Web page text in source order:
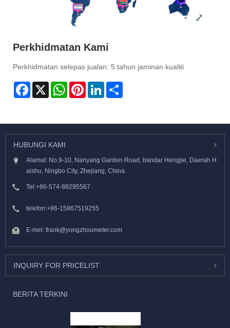
Perkhidmatan Kami
Perkhidmatan selepas jualan: 5 tahun jaminan kualiti
Facebook
X WhatsAppPinterestLinkedIn
HUBUNGI KAMI
Alamat: No.9-10, Nanyang Garden Road, bandar Hengjie, Daerah H
aishu, Ningbo City, Zhejiang, China.
Tel:+86-574-88295567
telefon:+86-15867519255
E-mel: frank@yongzhoumeter.com
INQUIRY FOR PRICELIST
BERITA TERKINI